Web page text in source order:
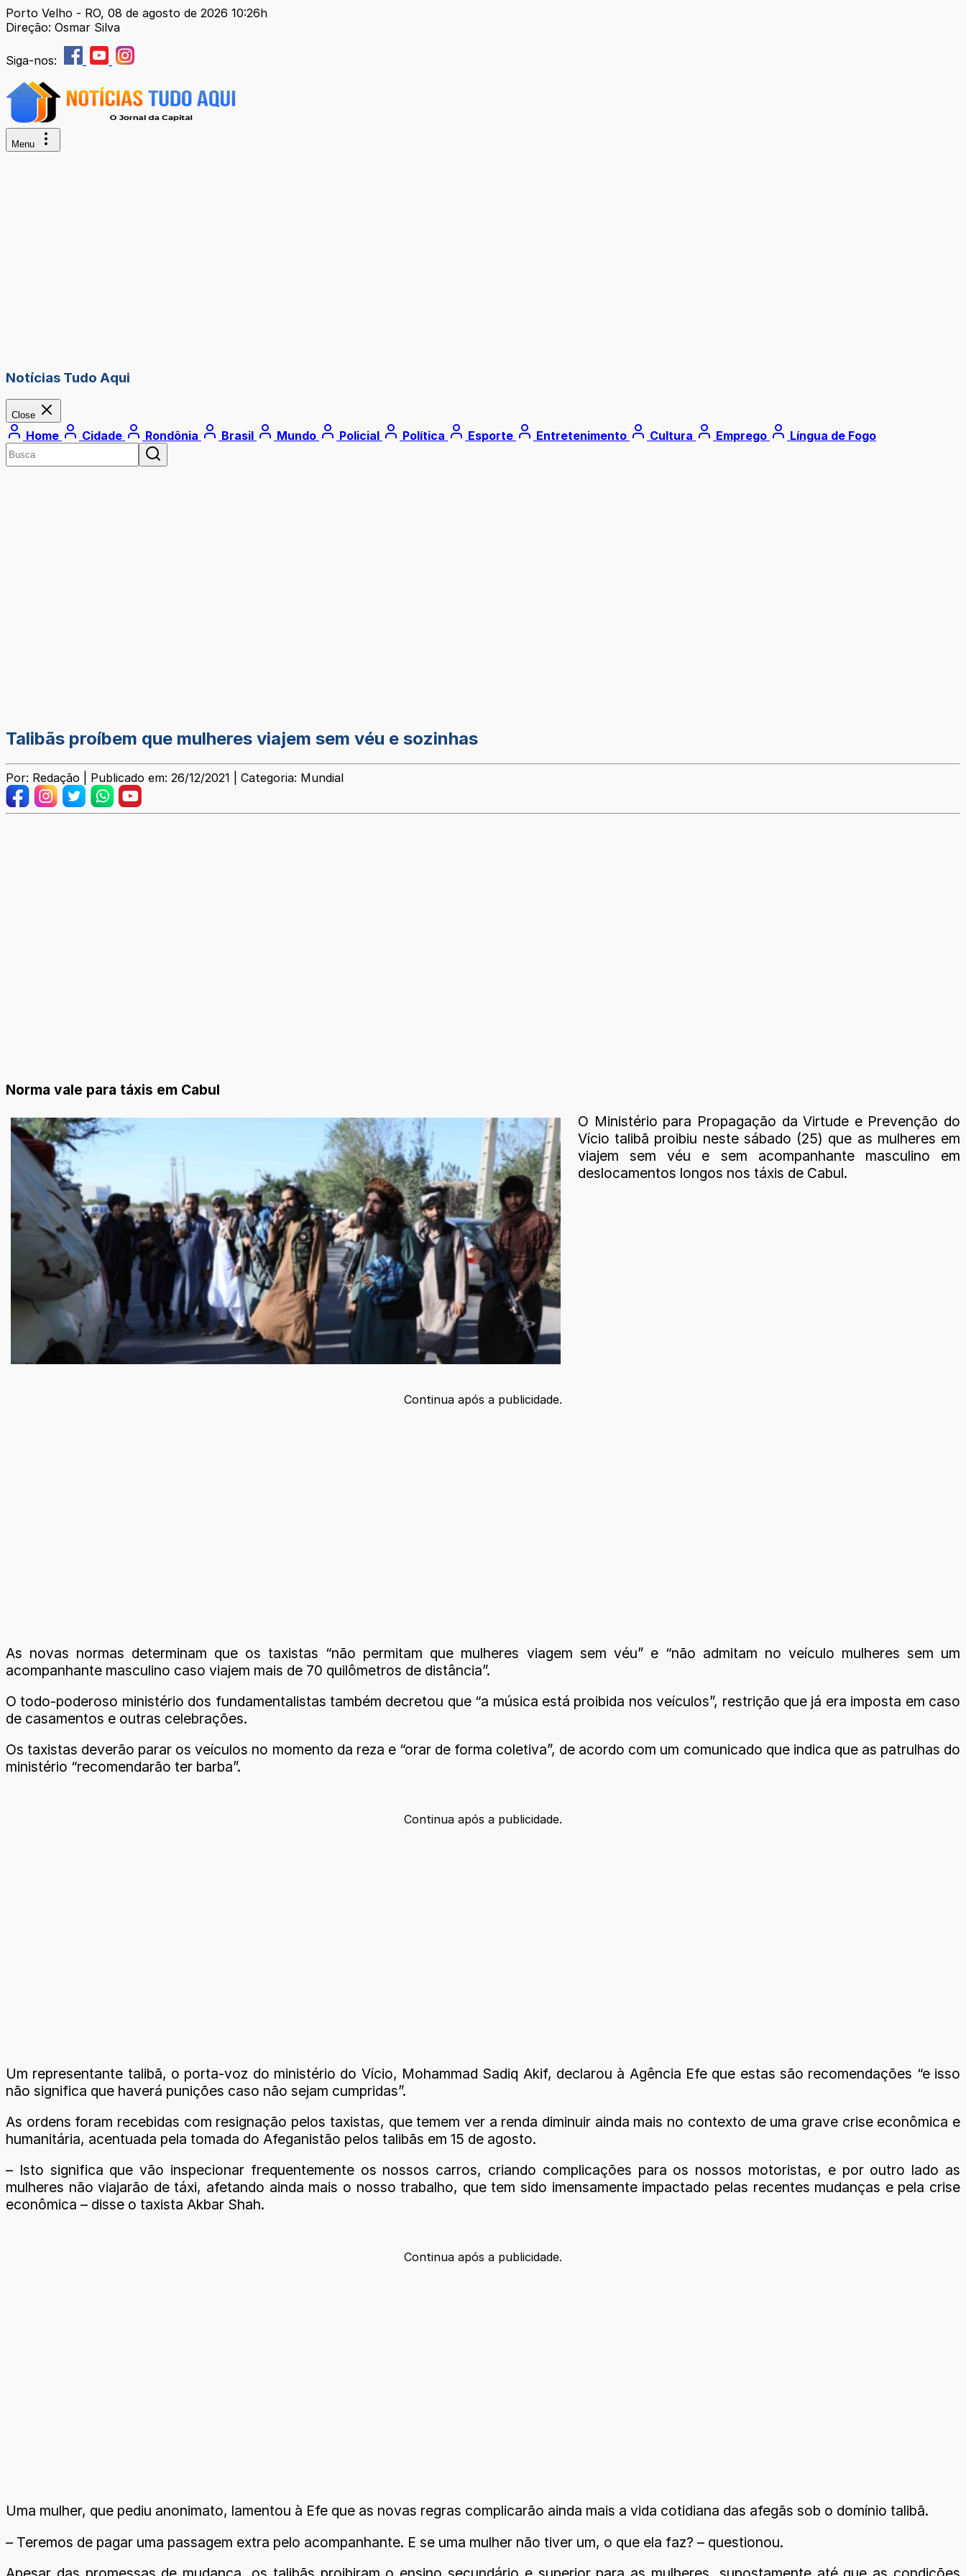
Porto Velho - RO, 08 de agosto de 2026 10:26h
Direção: Osmar Silva
Siga-nos:
Menu
Notícias Tudo Aqui
Close
Home Cidade Rondônia Brasil Mundo Policial Política Esporte Entretenimento Cultura Emprego Língua de Fogo
Talibãs proíbem que mulheres viajem sem véu e sozinhas
Por: Redação | Publicado em: 26/12/2021 | Categoria: Mundial
Norma vale para táxis em Cabul
O Ministério para Propagação da Virtude e Prevenção do
Vício talibã proibiu neste sábado (25) que as mulheres em
viajem sem véu e sem acompanhante masculino em
deslocamentos longos nos táxis de Cabul.
Continua após a publicidade.
As novas normas determinam que os taxistas “não permitam que mulheres viagem sem véu” e “não admitam no veículo mulheres sem um
acompanhante masculino caso viajem mais de 70 quilômetros de distância”.
O todo-poderoso ministério dos fundamentalistas também decretou que “a música está proibida nos veículos”, restrição que já era imposta em caso
de casamentos e outras celebrações.
Os taxistas deverão parar os veículos no momento da reza e “orar de forma coletiva”, de acordo com um comunicado que indica que as patrulhas do
ministério “recomendarão ter barba”.
Continua após a publicidade.
Um representante talibã, o porta-voz do ministério do Vício, Mohammad Sadiq Akif, declarou à Agência Efe que estas são recomendações “e isso
não significa que haverá punições caso não sejam cumpridas”.
As ordens foram recebidas com resignação pelos taxistas, que temem ver a renda diminuir ainda mais no contexto de uma grave crise econômica e
humanitária, acentuada pela tomada do Afeganistão pelos talibãs em 15 de agosto.
– Isto significa que vão inspecionar frequentemente os nossos carros, criando complicações para os nossos motoristas, e por outro lado as
mulheres não viajarão de táxi, afetando ainda mais o nosso trabalho, que tem sido imensamente impactado pelas recentes mudanças e pela crise
econômica – disse o taxista Akbar Shah.
Continua após a publicidade.
Uma mulher, que pediu anonimato, lamentou à Efe que as novas regras complicarão ainda mais a vida cotidiana das afegãs sob o domínio talibã.
– Teremos de pagar uma passagem extra pelo acompanhante. E se uma mulher não tiver um, o que ela faz? – questionou.